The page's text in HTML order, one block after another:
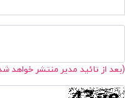
(بعد از تائید مدیر منتشر خواهد